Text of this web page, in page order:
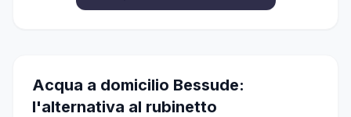
Acqua a domicilio Bessude:
l'alternativa al rubinetto